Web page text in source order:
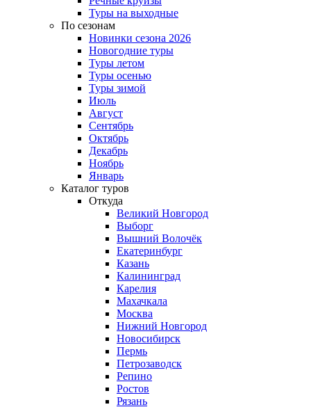
Туры на выходные
По сезонам
Новинки сезона 2026
Новогодние туры
Туры летом
Туры осенью
Туры зимой
Июль
Август
Сентябрь
Октябрь
Декабрь
Ноябрь
Январь
Каталог туров
Откуда
Великий Новгород
Выборг
Вышний Волочёк
Екатеринбург
Казань
Калининград
Карелия
Махачкала
Москва
Нижний Новгород
Новосибирск
Пермь
Петрозаводск
Репино
Ростов
Рязань